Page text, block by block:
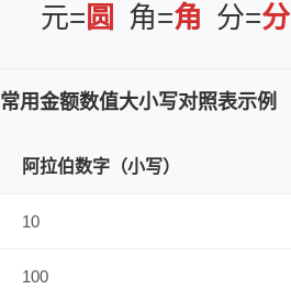
元= 圆 角=角 分=分
常用金额数值大小写对照表示例
阿拉伯数字（小写）
10
100